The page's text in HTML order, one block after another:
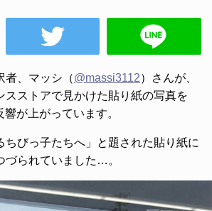
者、マッシ（@massi3112）さんが、
スストアで見かけた貼り紙の写真を
が上がっています。
ちびっ子たちへ」と題された貼り紙に
づられていました…。